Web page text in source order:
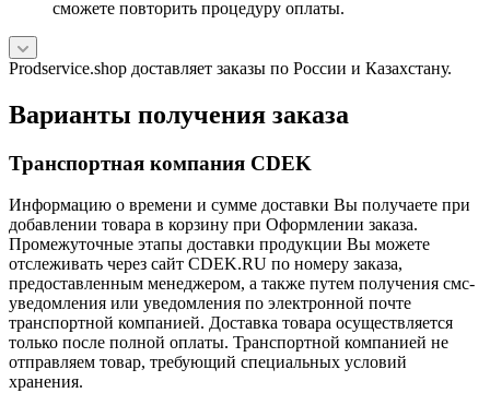
сможете повторить процедуру оплаты.
Prodservice.shop доставляет заказы по России и Казахстану.
Варианты получения заказа
Транспортная компания CDEK
Информацию о времени и сумме доставки Вы получаете при
добавлении товара в корзину при Оформлении заказа.
Промежуточные этапы доставки продукции Вы можете
отслеживать через сайт CDEK.RU по номеру заказа,
предоставленным менеджером, а также путем получения смс-
уведомления или уведомления по электронной почте
транспортной компанией. Доставка товара осуществляется
только после полной оплаты. Транспортной компанией не
отправляем товар, требующий специальных условий
хранения.